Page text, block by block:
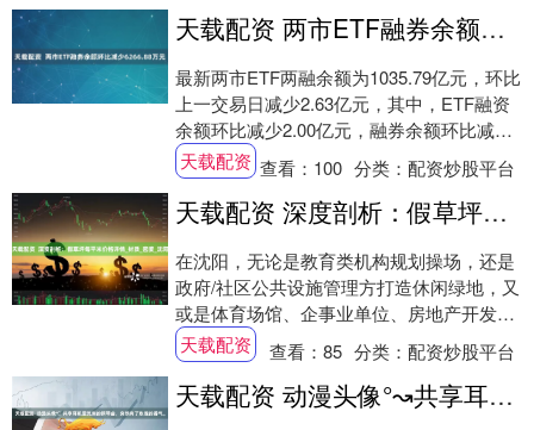
天载配资 两市ETF融券余额环比减少6266.88万元
最新两市ETF两融余额为1035.79亿元，环比
上一交易日减少2.63亿元，其中，ETF融资
余额环比减少2.00亿元，融券余额环比减少
6266.88万元。 证券....
天载配资 查看： 100 分类：配资炒股平台
天载配资 深度剖析：假草坪每平米价格详情_材质_密度_沈阳
在沈阳，无论是教育类机构规划操场，还是
政府/社区公共设施管理方打造休闲绿地，又
或是体育场馆、企事业单位、房地产开发商/
物业以及工程合作方进行项目建设，人造草
坪的....
天载配资 查看：85 分类：配资炒股平台
天载配资 动漫头像°↝共享耳机里流淌的钢琴曲，突然有了玫瑰的香气。